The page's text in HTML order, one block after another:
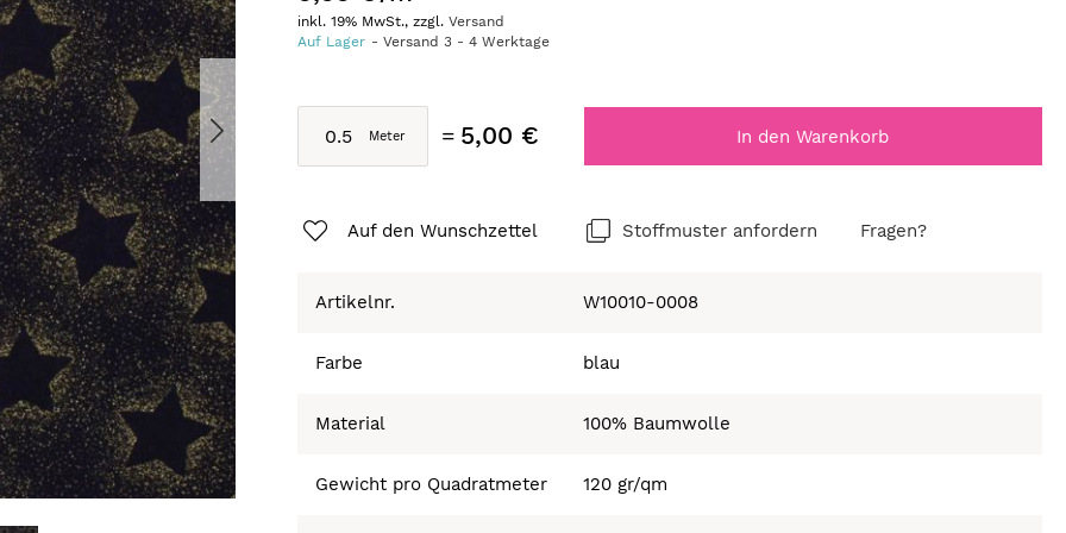
inkl. 19% MwSt., zzgl.Versand
Auf Lager
Versand3 -4 Werktage
5,00 € In den Warenkorb
Auf den Wunschzettel Stoffmuster anfordern Fragen?
Artikelnr. W10010-0008
Farbe blau
Material 100% Baumwolle
Gewicht pro Quadratmeter 120 gr/qm